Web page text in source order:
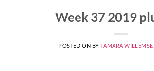
Week 37 2019
POSTED ON BYTAMARA